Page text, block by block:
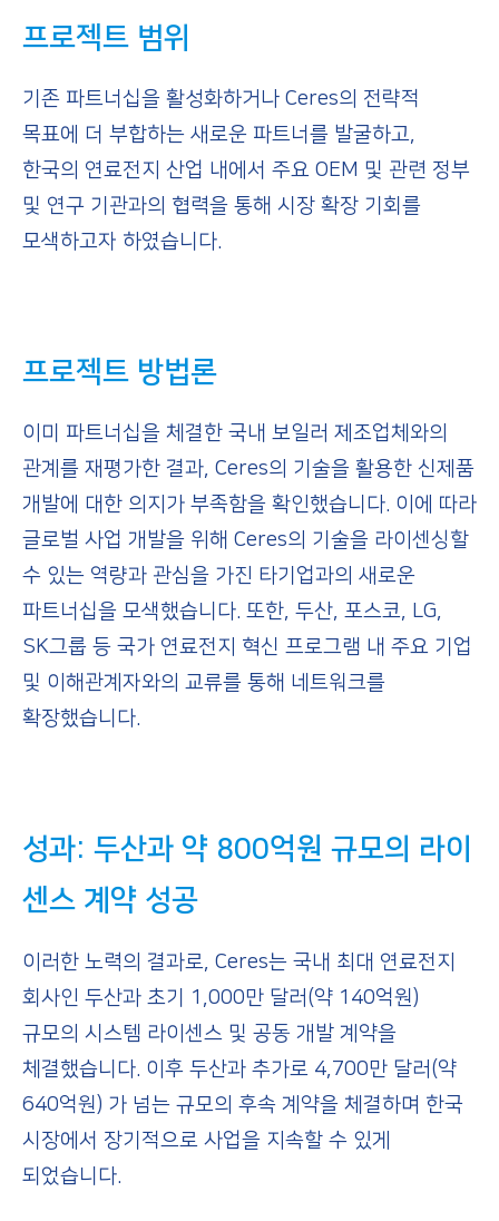
프로젝트 범위
기존 파트너십을 활성화하거나 Ceres의 전략적
목표에 더 부합하는 새로운 파트너를 발굴하고,
한국의 연료전지 산업 내에서 주요 OEM 및 관련 정부
및 연구 기관과의 협력을 통해 시장 확장 기회를
모색하고자 하였습니다.
프로젝트 방법론
이미 파트너십을 체결한 국내 보일러 제조업체와의
관계를 재평가한 결과, Ceres의 기술을 활용한 신제품
개발에 대한 의지가 부족함을 확인했습니다. 이에 따라
글로벌 사업 개발을 위해 Ceres의 기술을 라이센싱할
수 있는 역량과 관심을 가진 타기업과의 새로운
파트너십을 모색했습니다. 또한, 두산, 포스코, LG,
SK그룹 등 국가 연료전지 혁신 프로그램 내 주요 기업
및 이해관계자와의 교류를 통해 네트워크를
확장했습니다.
성과: 두산과 약 800억원 규모의 라이
센스 계약 성공
이러한 노력의 결과로, Ceres는 국내 최대 연료전지
회사인 두산과 초기 1,000만 달러(약 140억원)
규모의 시스템 라이센스 및 공동 개발 계약을
체결했습니다. 이후 두산과 추가로 4,700만 달러(약
640억원) 가 넘는 규모의 후속 계약을 체결하며 한국
시장에서 장기적으로 사업을 지속할 수 있게
되었습니다.